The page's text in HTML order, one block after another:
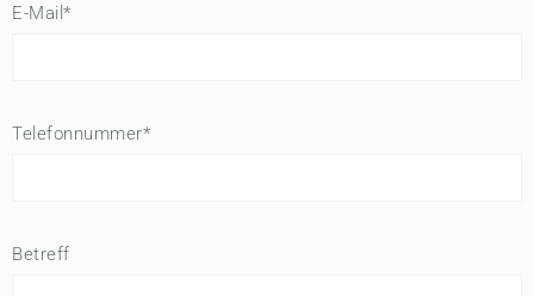
E-Mail*
Telefonnummer*
Betreff